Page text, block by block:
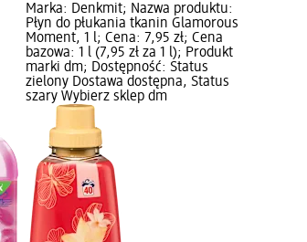
Marka: Denkmit; Nazwa produktu:
Płyn do płukania tkanin Glamorous
Moment, 1 l; Cena: 7,95 zł; Cena
bazowa: 1 l (7,95 zł za 1 l); Produkt
marki dm; Dostępność: Status
zielony Dostawa dostępna, Status
szary Wybierz sklep dm